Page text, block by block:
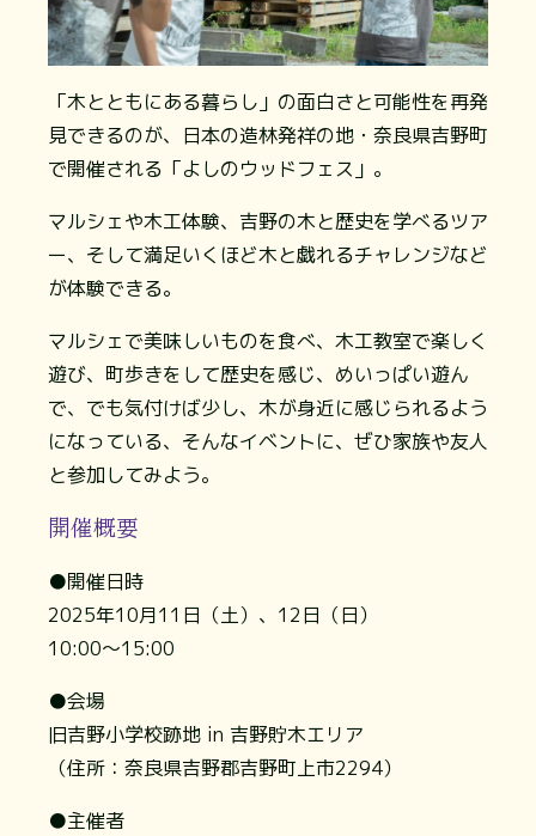
「木とともにある暮らし」の面白さと可能性を再発
見できるのが、日本の造林発祥の地・奈良県吉野町
で開催される「よしのウッドフェス」。
マルシェや木工体験、吉野の木と歴史を学べるツア
ー、そして満足いくほど木と戯れるチャレンジなど
が体験できる。
マルシェで美味しいものを食べ、木工教室で楽しく
遊び、町歩きをして歴史を感じ、めいっぱい遊ん
で、でも気付けば少し、木が身近に感じられるよう
になっている、そんなイベントに、ぜひ家族や友人
と参加してみよう。
開催概要
●開催日時
2025年10月11日（土）、12日（日）
10:00～15:00
●会場
旧吉野小学校跡地 in 吉野貯木エリア
（住所：奈良県吉野郡吉野町上市2294）
●主催者